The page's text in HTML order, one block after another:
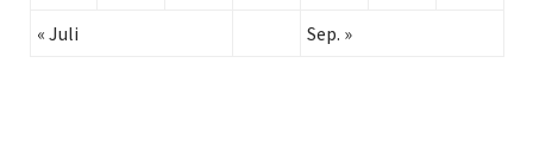
« Juli
Sep. »